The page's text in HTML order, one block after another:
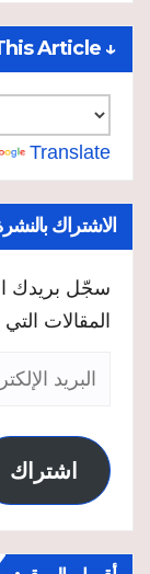
↓ Translate This Article
Translate
الاشتراك
سجّل بريدك
المقالات
البريد
اشتراك